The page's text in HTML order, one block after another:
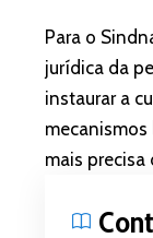
Para o
jurídica da
instaurar a
mecanismos
mais precisa